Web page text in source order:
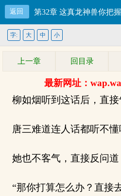
返回 第32章 这真龙神兽你把
字: 大 中 小
上一章 回目录
最新网址：
柳如烟听到这话后，直接
唐三难道连人话都听不懂
她也不客气，直接反问道
“那你打算怎么办？直接